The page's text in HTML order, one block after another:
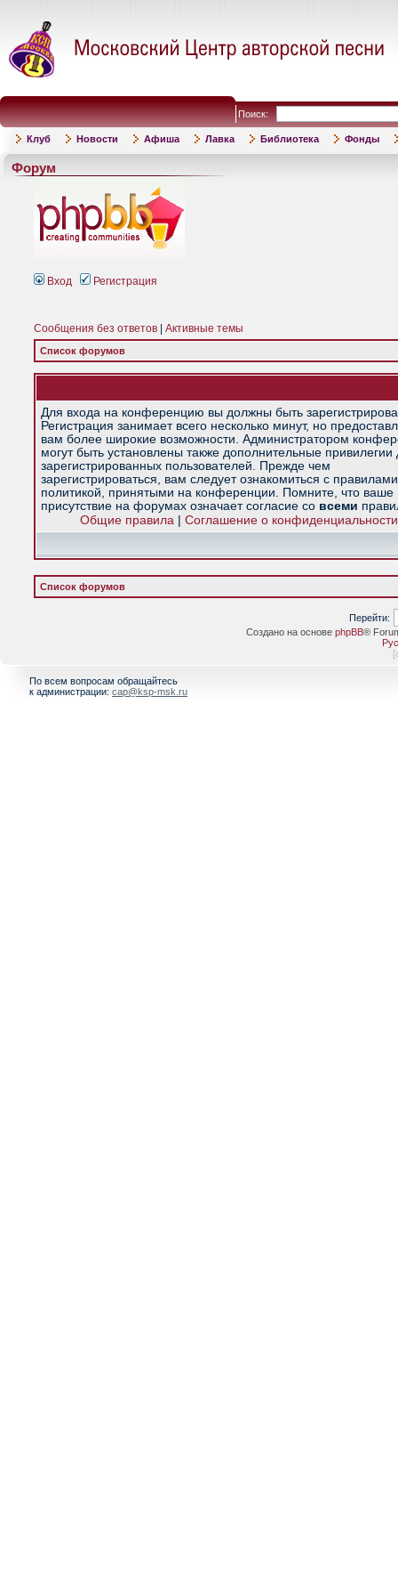
Поиск:
Клуб Новости Афиша Лавка Библиотека Фонды
Форум
Вход Регистрация
Сообщения без ответов Активные темы
Список форумов
Для входа на конференцию вы должны быть
Регистрация занимает всего несколько минут, но
вам более широкие возможности. Администратором
могут быть установлены также дополнительные привилегии
зарегистрированных пользователей. Прежде чем
зарегистрироваться, вам следует ознакомиться с
политикой, принятыми на конференции. Помните, что ваше
присутствие на форумах означает согласие со всеми
Общие правила| Соглашение о конфиденциальности
Список форумов
Перейти:
Создано на основе phpBB®
[
По всем вопросам обращайтесь
к администрации: cap@ksp-msk.ru